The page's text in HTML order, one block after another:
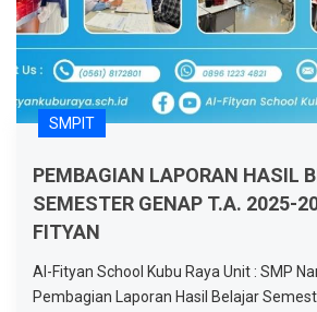
SMPIT
PEMBAGIAN LAPORAN HASIL
SEMESTER GENAP T.A. 2025-
FITYAN
Al-Fityan School Kubu Raya Unit : SMP
Pembagian Laporan Hasil Belajar